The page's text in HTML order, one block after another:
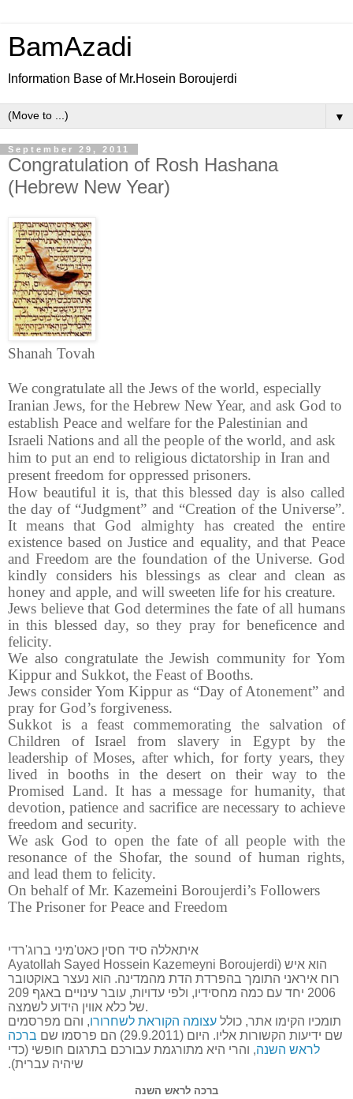
BamAzadi
Information Base of Mr.Hosein Boroujerdi
▼
September 29, 2011
Congratulation of Rosh Hashana
(Hebrew New Year)
Shanah Tovah
We congratulate all the Jews of the world, especially
Iranian Jews, for the Hebrew New Year, and ask God to
establish Peace and welfare for the Palestinian and
Israeli Nations and all the people of the world, and ask
him to put an end to religious dictatorship in Iran and
present freedom for oppressed prisoners.
How beautiful it is, that this blessed day is also called
the day of “Judgment” and “Creation of the Universe”.
It means that God almighty has created the entire
existence based on Justice and equality, and that Peace
and Freedom are the foundation of the Universe. God
kindly considers his blessings as clear and clean as
honey and apple, and will sweeten life for his creature.
Jews believe that God determines the fate of all humans
in this blessed day, so they pray for beneficence and
felicity.
We also congratulate the Jewish community for Yom
Kippur and Sukkot, the Feast of Booths.
Jews consider Yom Kippur as “Day of Atonement” and
pray for God’s forgiveness.
Sukkot is a feast commemorating the salvation of
Children of Israel from slavery in Egypt by the
leadership of Moses, after which, for forty years, they
lived in booths in the desert on their way to the
Promised Land. It has a message for humanity, that
devotion, patience and sacrifice are necessary to achieve
freedom and security.
We ask God to open the fate of all people with the
resonance of the Shofar, the sound of human rights,
and lead them to felicity.
On behalf of Mr. Kazemeini Boroujerdi’s Followers
The Prisoner for Peace and Freedom
Ayatollah Sayed Hossein Kazemeyni Boroujerdi) הוא איש
רוח איראני התומך בהפרדת הדת מהמדינה. הוא נעצר באוקטובר
2006 יחד עם כמה מחסידיו, ולפי עדויות, עובר עינויים באגף 209
של כלא אווין הידוע לשמצה.
תומכיו הקימו אתר, כולל עצומה הקוראת לשחרורו, והם מפרסמים
שם ידיעות הקשורות אליו. היום (29.9.2011) הם פרסמו שם
ברכה
לראש השנה, והרי היא מתורגמת עבורכם בתרגום חופשי (כדי
שיהיה עברית).
ברכה לראש השנה